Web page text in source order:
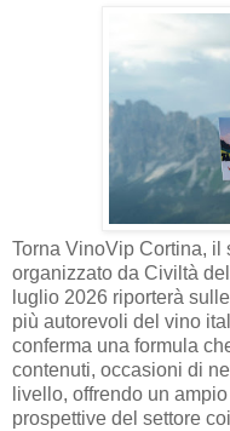
Torna VinoVip Cortina, il
organizzato da Civiltà
luglio 2026 riporterà
più autorevoli del vino
conferma una formula
contenuti, occasioni di
livello, offrendo un
prospettive del settore